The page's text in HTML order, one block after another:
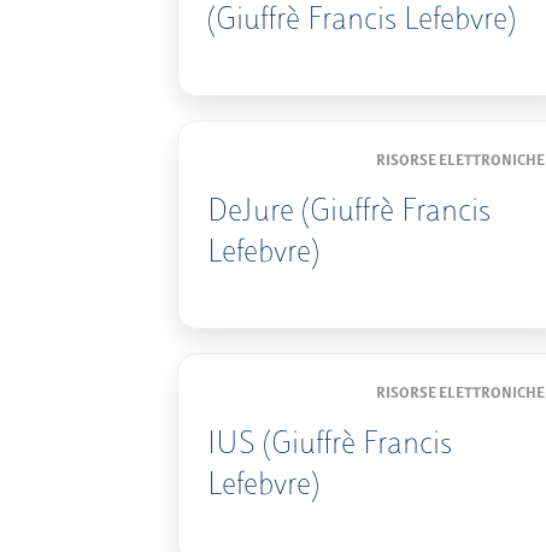
(Giuffrè Francis Lefebvre)
RISORSE ELETTRONICHE
DeJure (Giuffrè Francis
Lefebvre)
RISORSE ELETTRONICHE
IUS (Giuffrè Francis
Lefebvre)